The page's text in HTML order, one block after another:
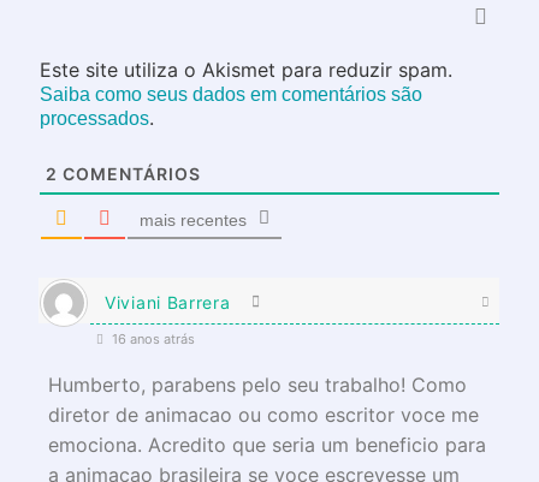
Este site utiliza o Akismet para reduzir spam.
Saiba como seus dados em comentários são
processados.
2 COMENTÁRIOS
mais recentes
Viviani Barrera
16 anos atrás
Humberto, parabens pelo seu trabalho! Como
diretor de animacao ou como escritor voce me
emociona. Acredito que seria um beneficio para
a animacao brasileira se voce escrevesse um